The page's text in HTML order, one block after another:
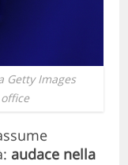
Getty Images
audace nella